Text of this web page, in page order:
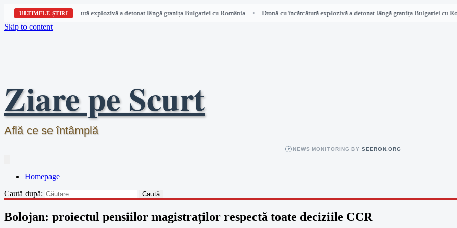
ULTIMELE ȘTIRI
Dronă cu încărcătură explozivă a detonat lângă granița Bulgariei cu România • Dronă cu încărcătură explozivă a detonat lângă granița Bulgariei cu
Skip to content
Ziare pe Scurt
Află ce se întâmplă
NEWS MONITORING BYSEERON.ORG
Homepage
Caută după:
Bolojan: proiectul pensiilor magistraților respectă toate deciziile CCR